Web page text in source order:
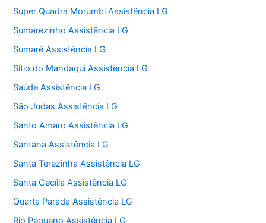
Super Quadra Morumbi Assistência LG
Sumarezinho Assistência LG
Sumaré Assistência LG
Sítio do Mandaqui Assistência LG
Saúde Assistência LG
São Judas Assistência LG
Santo Amaro Assistência LG
Santana Assistência LG
Santa Terezinha Assistência LG
Santa Cecília Assistência LG
Quarta Parada Assistência LG
Rio Pequeno Assistência LG